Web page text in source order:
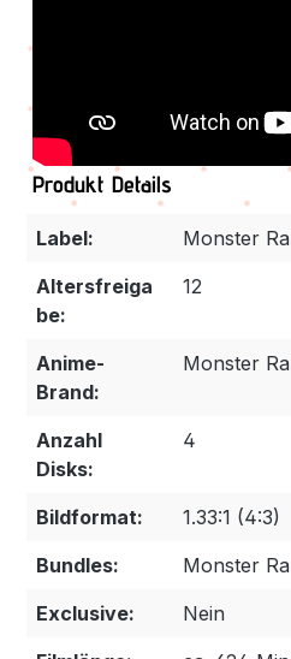
Produkt Details
Label:
Monster
Altersfreiga
be:
12
Anime-
Brand:
Monster
Anzahl
Disks:
4
Bildformat:
1.33:1 (4:3)
Bundles:
Monster
Exclusive:
Nein